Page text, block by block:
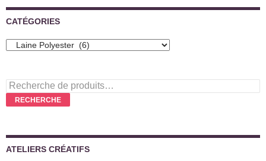
CATÉGORIES
Recherche
pour :
RECHERCHE
ATELIERS CRÉATIFS